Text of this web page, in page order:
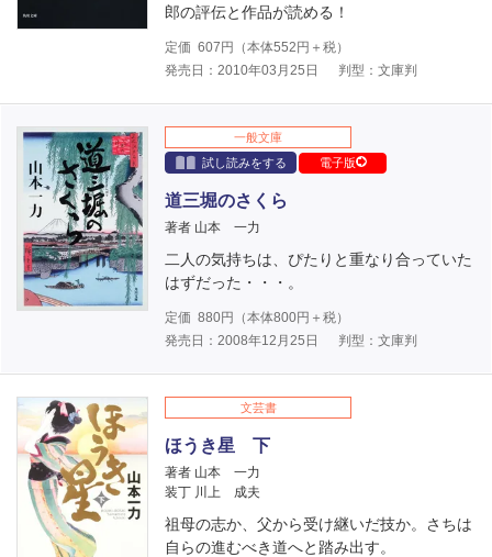
郎の評伝と作品が読める！
定価 607 円（本体552 円＋税）
発売日：2010年03月25日
判型：文庫判
一般文庫
試し読みをする
電子版
道三堀のさくら
著者 山本 一力
二人の気持ちは、ぴたりと重なり合っていた
はずだった・・・。
定価 880円（本体800円＋税）
発売日：2008年12月25日
判型：文庫判
文芸書
ほうき星 下
著者 山本 一力
装丁 川上 成夫
祖母の志か、父から受け継いだ技か。さちは
自らの進むべき道へと踏み出す。